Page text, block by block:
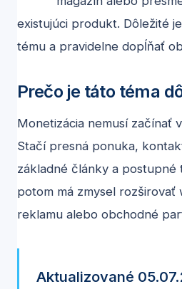
existujúci produkt. Dôležité
tému a pravidelne dopĺňať
Prečo je táto téma
Monetizácia nemusí začínať
Stačí presná ponuka,
základné články a postupné
potom má zmysel rozširovať
reklamu alebo obchodné
Aktualizované